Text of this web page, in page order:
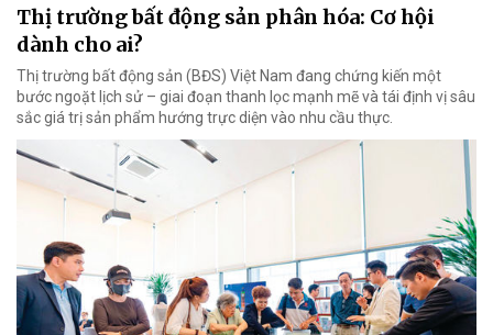
Thị trường bất động sản phân hóa: Cơ hội
dành cho ai?
Thị trường bất động sản (BĐS) Việt Nam đang chứng kiến một
bước ngoặt lịch sử – giai đoạn thanh lọc mạnh mẽ và tái định vị sâu
sắc giá trị sản phẩm hướng trực diện vào nhu cầu thực.